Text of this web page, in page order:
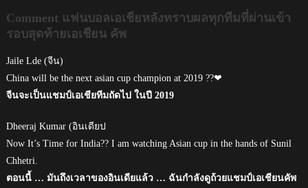
Comment แฟนบอลเอเชียหลังทราบผลทุกทีมที่ผ่านเข้า
รอบสุดท้ายเอเชียน คัพ
Jaile Lde (จีน)
China will be the next asian cup champion at 2019 ??❤
จีนจะเป็นแชมป์เอเชียทีมถัดไป ในปี 2019
Dheeraj Kumar (อินเดียป
Now It’s Time for India?? I am watching Asian cup in the hands of Sunil
Chhetri.
ตอนนี้ … มันถึงเวลาของอินเดียแล้ว … ฉันกำลังดูถ้วยแชมป์เอเชียนคัพ